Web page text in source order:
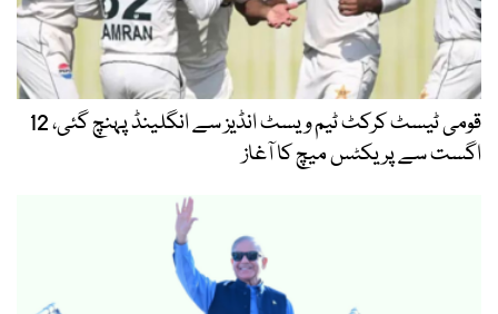
قومی ٹیسٹ کرکٹ ٹیم ویسٹ انڈیز سے انگلینڈ پہنچ گئی، 12
اگست سے پریکٹس میچ کا آغاز